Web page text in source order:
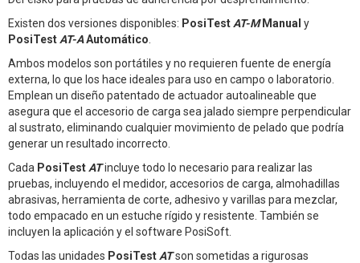
Existen dos versiones disponibles: PosiTest AT-MManual y
PosiTest AT-AAutomático
Ambos modelos son portátiles y no requieren fuente de energía
externa, lo que los hace ideales para uso en campo o laboratorio.
Emplean un diseño patentado de actuador autoalineable que
asegura que el accesorio de carga sea jalado siempre perpendicular
al sustrato, eliminando cualquier movimiento de pelado que podría
generar un resultado incorrecto.
Cada PosiTest ATincluye todo lo necesario para realizar las
pruebas, incluyendo el medidor, accesorios de carga, almohadillas
abrasivas, herramienta de corte, adhesivo y varillas para mezclar,
todo empacado en un estuche rígido y resistente. También se
incluyen la aplicación y el software PosiSoft.
Todas las unidades PosiTest ATson sometidas a rigurosas